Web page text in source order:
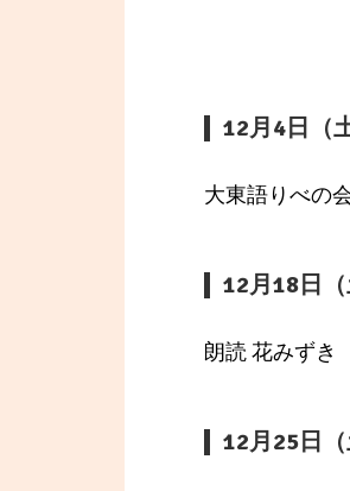
12月4日（
大東語りべの
12月18日
朗読 花みずき
12月25日